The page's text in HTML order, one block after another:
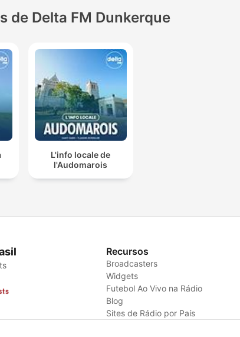
de Delta FM Dunkerque
L'info locale de
l'Audomarois
Recursos
Broadcasters
Widgets
Futebol Ao Vivo na Rádio
Blog
Sites de Rádio por País